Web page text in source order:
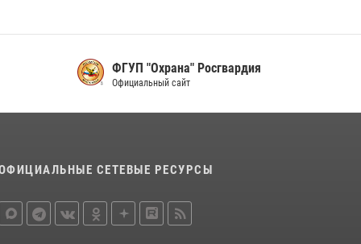
ФГУП "Охрана" Росгвардия
Официальный сайт
СЕТЕВЫЕ РЕСУРСЫ